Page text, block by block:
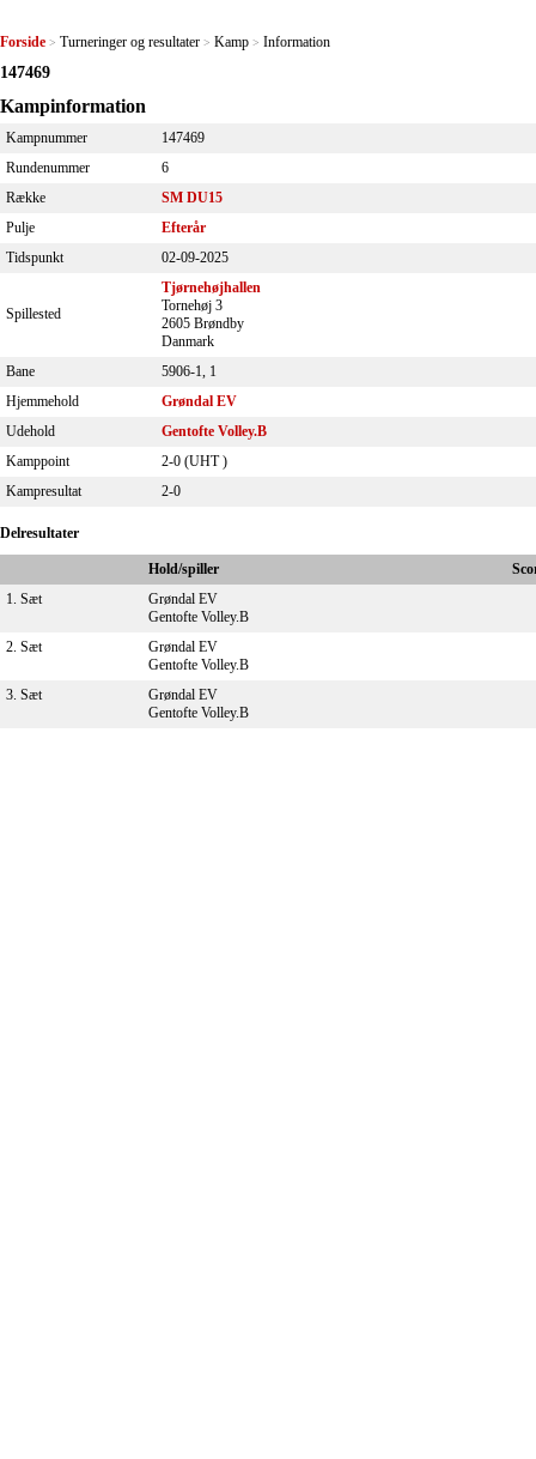
Forside > Turneringer og resultater > Kamp > Information
147469
Kampinformation
Kampnummer
147469
Rundenummer
6
Række
SM DU15
Pulje
Efterår
Tidspunkt
02-09-2025
Spillested
Tjørnehøjhallen
Tornehøj 3
2605 Brøndby
Danmark
Bane
5906-1, 1
Hjemmehold
Grøndal EV
Udehold
Gentofte Volley.B
Kamppoint
2-0 (UHT)
Kampresultat
2-0
Delresultater
Hold/spiller
1. Sæt
Grøndal EV
Gentofte Volley.B
2. Sæt
Grøndal EV
Gentofte Volley.B
3. Sæt
Grøndal EV
Gentofte Volley.B